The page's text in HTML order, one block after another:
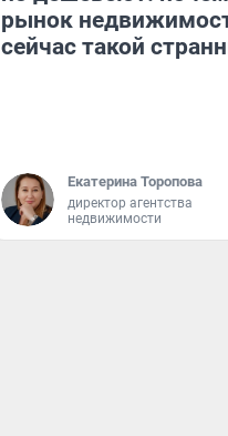
рынок
сейчас такой
Екатерина Торопова
директор агентства
недвижимости